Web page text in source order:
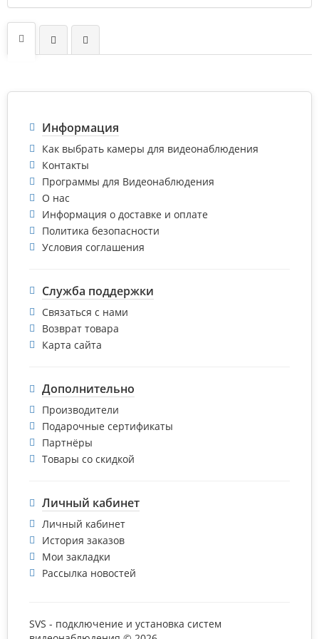
Информация
Как выбрать камеры для видеонаблюдения
Контакты
Программы для Видеонаблюдения
О нас
Информация о доставке и оплате
Политика безопасности
Условия соглашения
Служба поддержки
Связаться с нами
Возврат товара
Карта сайта
Дополнительно
Производители
Подарочные сертификаты
Партнёры
Товары со скидкой
Личный кабинет
Личный кабинет
История заказов
Мои закладки
Рассылка новостей
SVS - подключение и установка систем